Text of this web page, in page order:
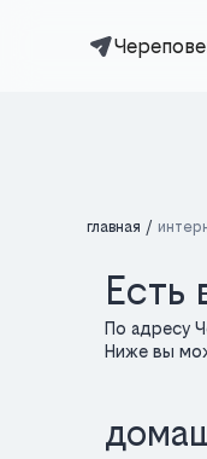
главная
Есть
По адресу
Ниже вы